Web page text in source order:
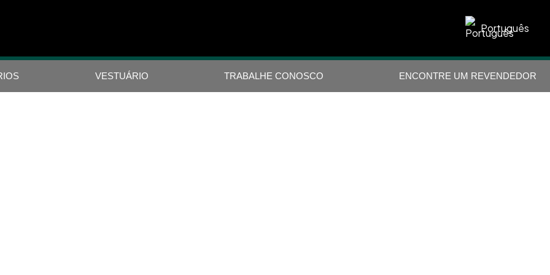
Português
VESTUÁRIO TRABALHE CONOSCO ENCONTRE UM REVENDEDOR